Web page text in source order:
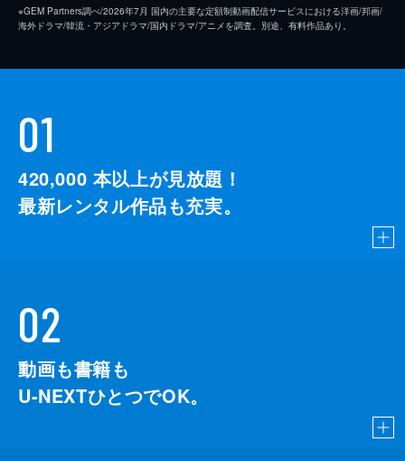
※GEM Partners調べ/2026年7⽉ 国内の主要な定額制動画配信サービスにおける洋画/邦画/
海外ドラマ/韓流・アジアドラマ/国内ドラマ/アニメを調査。別途、有料作品あり。
01
420,000 本以上が見放題！
最新レンタル作品も充実。
02
動画も書籍も
U-NEXTひとつでOK。